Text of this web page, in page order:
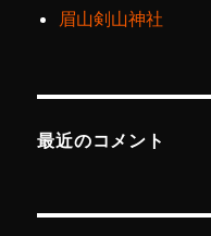
眉山剣山神社
最近のコメント